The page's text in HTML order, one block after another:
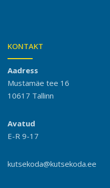
KONTAKT
Aadress
Mustamäe tee 16
10617 Tallinn
Avatud
E-R 9-17
kutsekoda@kutsekoda.ee